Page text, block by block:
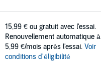
15,99 € ou gratuit avec l'essai.
Renouvellement automatique à
5,99 €/mois après l'essai. Voir
conditions d'éligibilité